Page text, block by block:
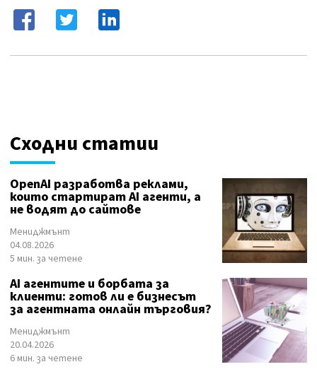
Сходни статии
OpenAI разработва реклами,
които стартират AI агенти, а
не водят до сайтове
Мениджмънт
04.08.2026
5 мин. за четене
AI агентите и борбата за
клиенти: готов ли е бизнесът
за агентната онлайн търговия?
Мениджмънт
20.04.2026
6 мин. за четене